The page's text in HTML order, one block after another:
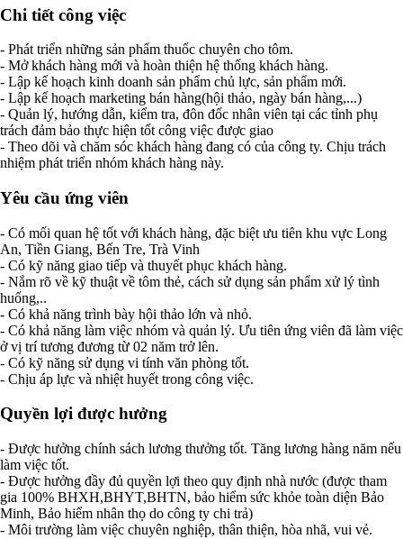
Chi tiết công việc
- Phát triển những sản phẩm thuốc chuyên cho tôm.
- Mở khách hàng mới và hoàn thiện hệ thống khách hàng.
- Lập kế hoạch kinh doanh sản phẩm chủ lực, sản phẩm mới.
- Lập kế hoạch marketing bán hàng(hội thảo, ngày bán hàng,...)
- Quản lý, hướng dẫn, kiểm tra, đôn đốc nhân viên tại các tỉnh phụ
trách đảm bảo thực hiện tốt công việc được giao
- Theo dõi và chăm sóc khách hàng đang có của công ty. Chịu trách
nhiệm phát triển nhóm khách hàng này.
Yêu cầu ứng viên
- Có mối quan hệ tốt với khách hàng, đặc biệt ưu tiên khu vực Long
An, Tiền Giang, Bến Tre, Trà Vinh
- Có kỹ năng giao tiếp và thuyết phục khách hàng.
- Nắm rõ về kỹ thuật về tôm thẻ, cách sử dụng sản phẩm xử lý tình
huống,..
- Có khả năng trình bày hội thảo lớn và nhỏ.
- Có khả năng làm việc nhóm và quản lý. Ưu tiên ứng viên đã làm việc
ở vị trí tương đương từ 02 năm trở lên.
- Có kỹ năng sử dụng vi tính văn phòng tốt.
- Chịu áp lực và nhiệt huyết trong công việc.
Quyền lợi được hưởng
- Được hưởng chính sách lương thưởng tốt. Tăng lương hàng năm nếu
làm việc tốt.
- Được hưởng đầy đủ quyền lợi theo quy định nhà nước (được tham
gia 100% BHXH,BHYT,BHTN, bảo hiểm sức khỏe toàn diện Bảo
Minh, Bảo hiểm nhân thọ do công ty chi trả)
- Môi trường làm việc chuyên nghiệp, thân thiện, hòa nhã, vui vẻ.